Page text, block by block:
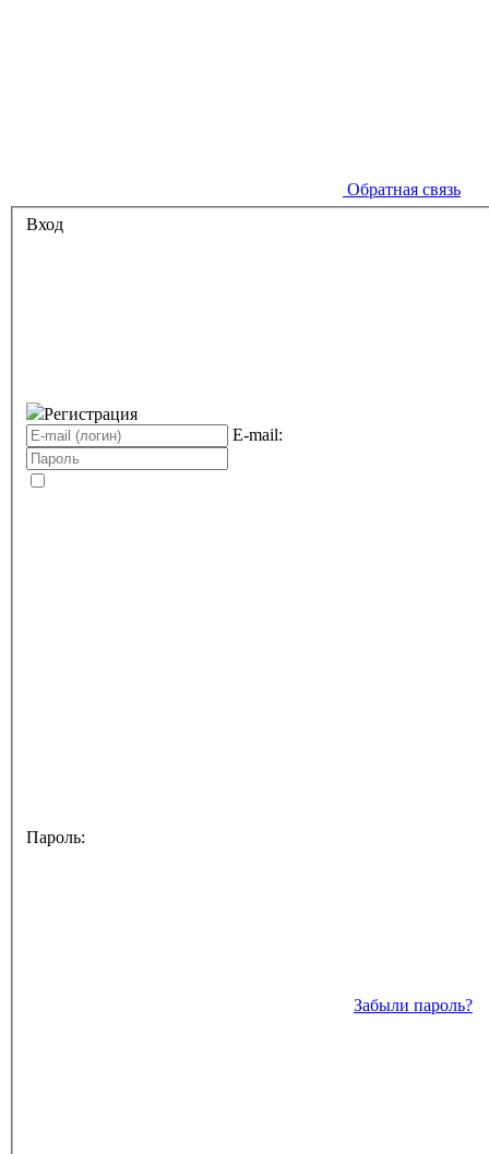
Обратная связь
Вход
Регистрация
E-mail:
Пароль:
Забыли пароль?